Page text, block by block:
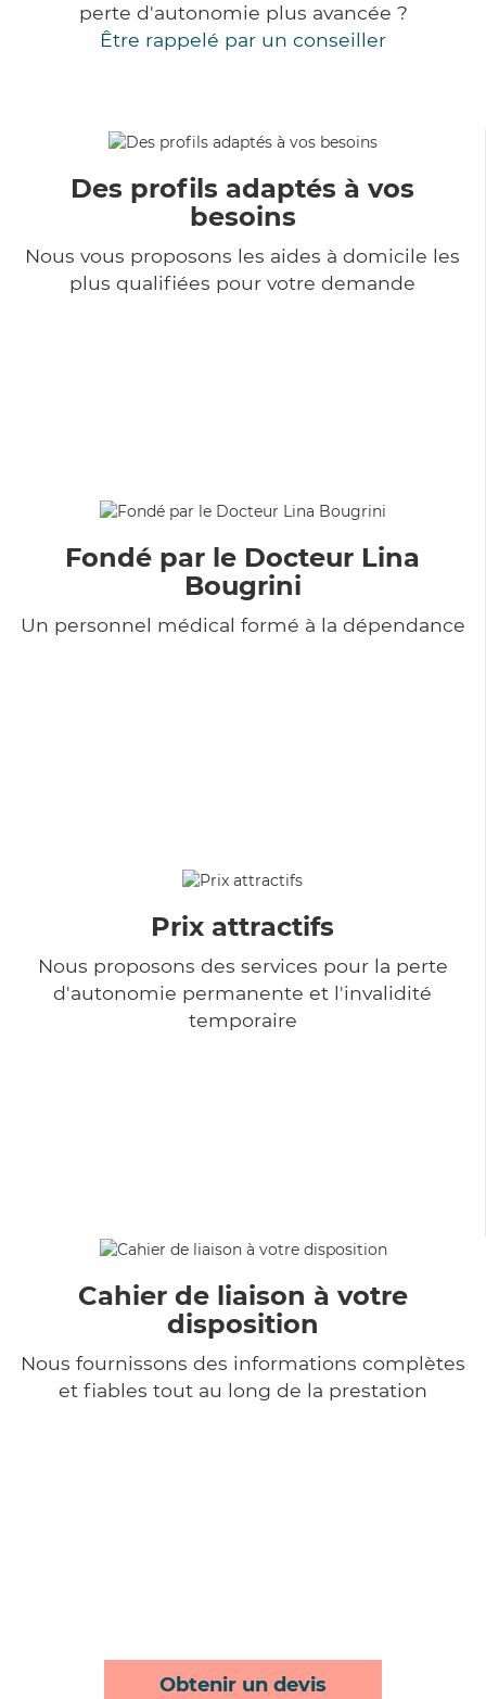
perte d'autonomie plus avancée ?
Être rappelé par un conseiller
Des profils adaptés à vos
besoins
Nous vous proposons les aides à domicile les
plus qualifiées pour votre demande
Fondé par le Docteur Lina
Bougrini
Un personnel médical formé à la dépendance
Prix attractifs
Nous proposons des services pour la perte
d'autonomie permanente et l'invalidité
temporaire
Cahier de liaison à votre
disposition
Nous fournissons des informations complètes
et fiables tout au long de la prestation
Obtenir un devis